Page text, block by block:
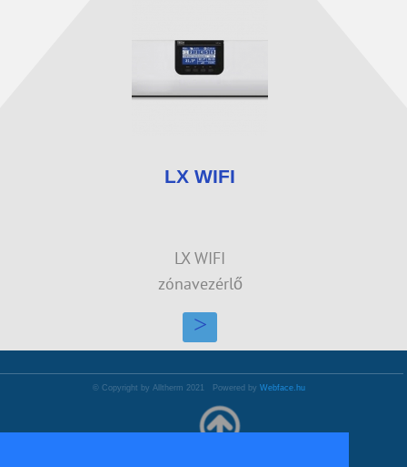
LX WIFI
LX WIFI
zónavezérlő
>
© Copyright by Alltherm 2021 Powered byWebface.hu